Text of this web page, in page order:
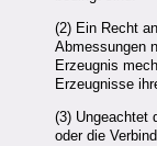
(2) Ein Recht
Abmessungen
Erzeugnis
Erzeugnisse
(3) Ungeachtet
oder die